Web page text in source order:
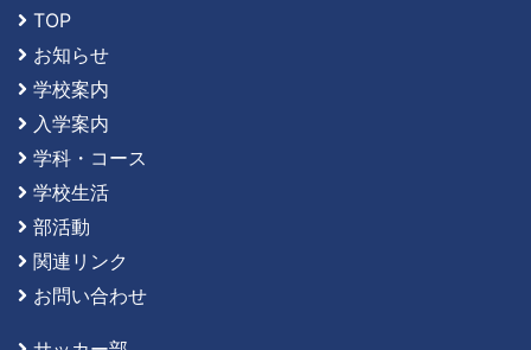
TOP
お知らせ
学校案内
入学案内
学科・コース
学校生活
部活動
関連リンク
お問い合わせ